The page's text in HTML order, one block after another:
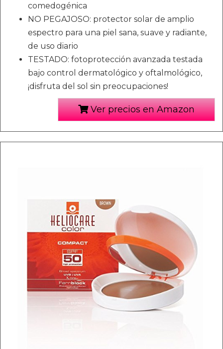
comedogénica
NO PEGAJOSO: protector solar de amplio
espectro para una piel sana, suave y radiante,
de uso diario
TESTADO: fotoprotección avanzada testada
bajo control dermatológico y oftalmológico,
¡disfruta del sol sin preocupaciones!
Ver precios en Amazon